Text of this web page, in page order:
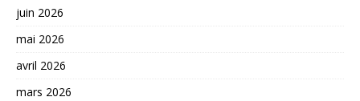
juin 2026
mai 2026
avril 2026
mars 2026